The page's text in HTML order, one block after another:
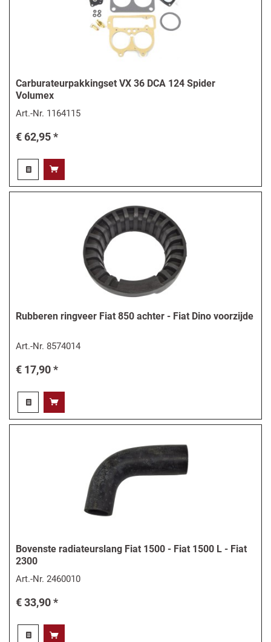
Carburateurpakkingset VX 36 DCA 124 Spider
Volumex
Art.-Nr. 1164115
€ 62,95 *
Rubberen ringveer Fiat 850 achter - Fiat Dino voorzijde
Art.-Nr. 8574014
€ 17,90 *
Bovenste radiateurslang Fiat 1500 - Fiat 1500 L - Fiat
2300
Art.-Nr.2460010
€ 33,90 *